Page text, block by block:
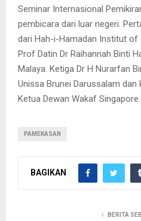
Seminar Internasional
pembicara dari luar negeri.
dari Hah-i-Hamadan Institut of
Prof Datin Dr Raihannah Binti
Malaya. Ketiga Dr H Nurarfan
Unissa Brunei Darussalam
Ketua Dewan Wakaf
PAMEKASAN
BAGIKAN
BERITA